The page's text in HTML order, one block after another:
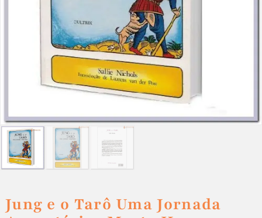
Jung e o Tarô Uma Jornada